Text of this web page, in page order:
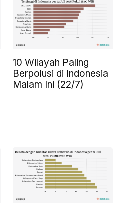
10 Wilayah Paling
Berpolusi di Indonesia
Malam Ini (22/7)